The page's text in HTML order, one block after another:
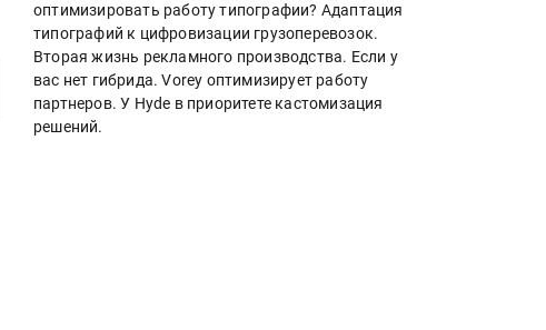
оптимизировать работу типографии? Адаптация
типографий к цифровизации грузоперевозок.
Вторая жизнь рекламного производства. Если у
вас нет гибрида. Vorey оптимизирует работу
партнеров. У Hyde в приоритете кастомизация
решений.